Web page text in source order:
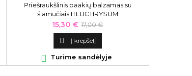
Priešraukšlinis paakių balzamas su
šlamučiais HELICHRYSUM
Kaina
15,30 € Bazinė
kaina
17,00 €
 Į krepšelį
 Turime sandėlyje